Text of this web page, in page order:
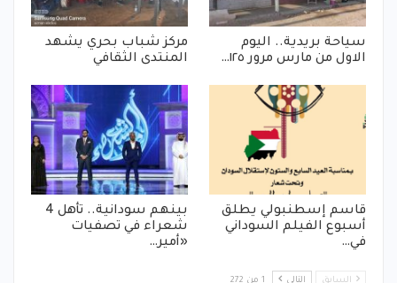
سياحة بريدية.. اليوم
الاول من مارس مرور ١٢٥…
مركز شباب بحري يشهد
المنتدى الثقافي
قاسم إسطنبولي يطلق
أسبوع الفيلم السوداني
في…
بينهم سودانية.. تأهل 4
شعراء في تصفيات
«أمير…
السابق التالي 1 من 272